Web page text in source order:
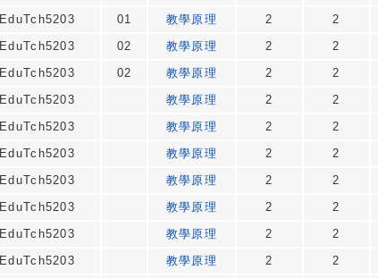
EduTch5203 01 教學原理 2 2
EduTch5203 02 教學原理 2 2
EduTch5203 02 教學原理 2 2
EduTch5203 教學原理 2 2
EduTch5203 教學原理 2 2
EduTch5203 教學原理 2 2
EduTch5203 教學原理 2 2
EduTch5203 教學原理 2 2
EduTch5203 教學原理 2 2
EduTch5203 教學原理 2 2